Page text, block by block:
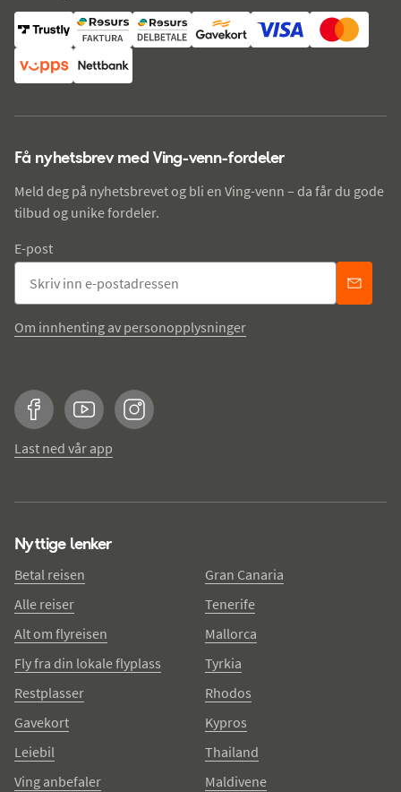
Få nyhetsbrev med Ving-venn-fordeler
Meld deg på nyhetsbrevet og bli en Ving-venn – da får du gode
tilbud og unike fordeler.
E-post
Om innhenting av personopplysninger
FacebookYouTubeInstagram
Last ned vår app
Nyttige lenker
Betal reisen
Alle reiser
Alt om flyreisen
Fly fra din lokale flyplass
Restplasser
Gavekort
Leiebil
Ving anbefaler
Gran Canaria
Tenerife
Mallorca
Tyrkia
Rhodos
Kypros
Thailand
Maldivene